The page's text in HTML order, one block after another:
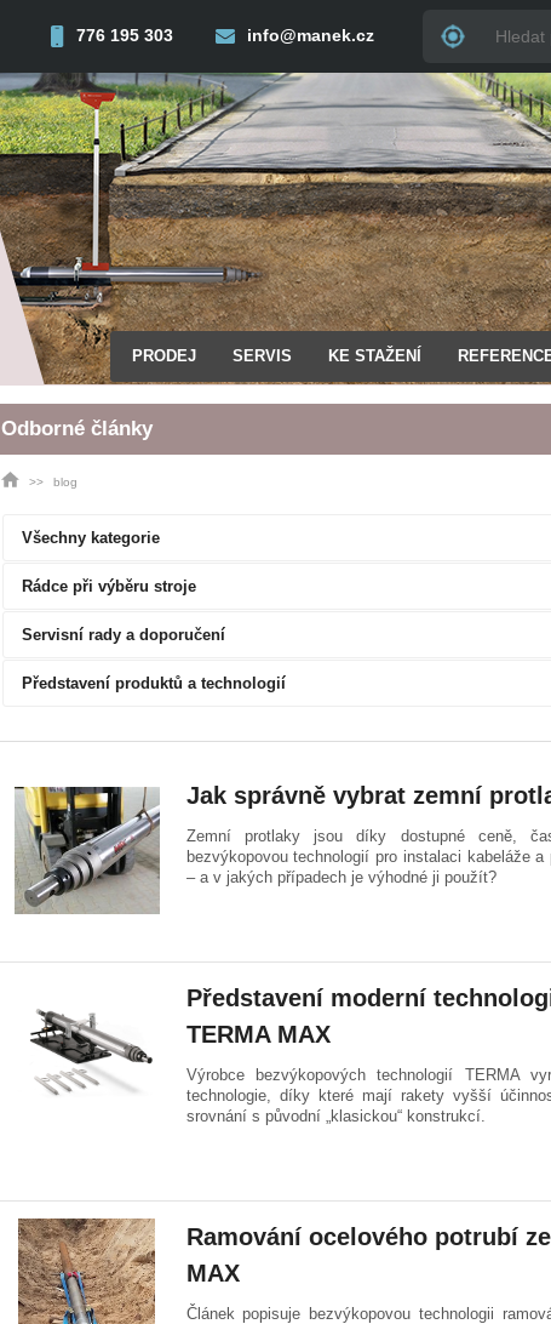
776 195 303 info@manek.cz
PRODEJ SERVIS KE STAŽENÍ
Odborné články
blog
Všechny kategorie
Rádce při výběru stroje
Servisní rady a doporučení
Představení produktů a technologií
Jak správně vybrat zemní
Zemní protlaky jsou díky dostupné ceně,
bezvýkopovou technologií pro instalaci kabeláže
– a v jakých případech je výhodné ji použít?
Představení moderní
TERMA MAX
Výrobce bezvýkopových technologií TERMA
technologie, díky které mají rakety vyšší
srovnání s původní „klasickou“ konstrukcí.
Ramování ocelového potrubí
MAX
Článek popisuje bezvýkopovou technologii